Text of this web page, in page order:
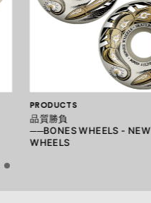
PRODUCTS
品質勝負
──BONES WHEELS - NEW
WHEELS